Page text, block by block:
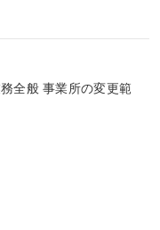
全般 事業所の変更範